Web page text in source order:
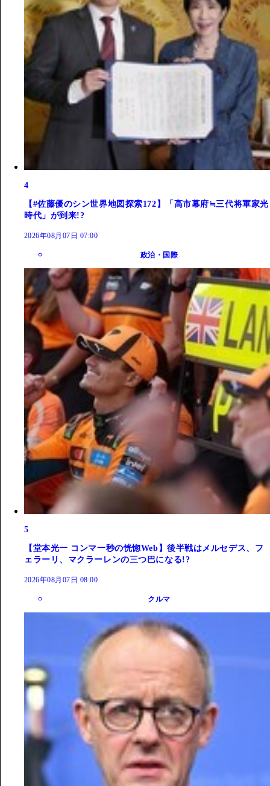
4
【#佐藤優のシン世界地図探索172】「高市幕府≒三代将軍家光
時代」が到来!?
2026年08月07日 07:00
政治・国際
5
【堂本光一 コンマ一秒の恍惚Web】後半戦はメルセデス、フ
ェラーリ、マクラーレンの三つ巴になる!?
2026年08月07日 08:00
クルマ